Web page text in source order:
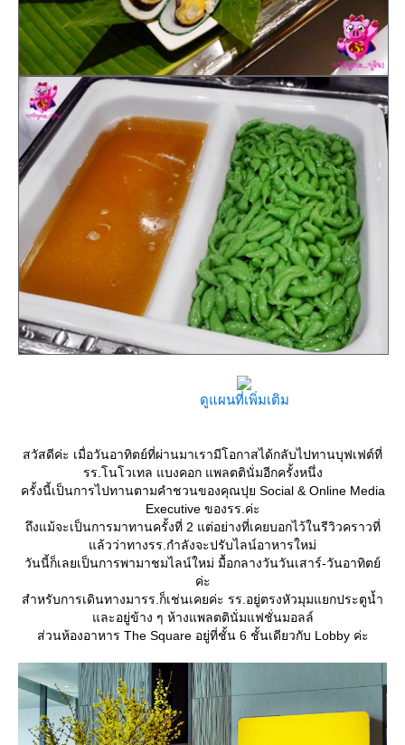
ดูแผนที่เพิ่มเติม
สวัสดีค่ะ เมื่อวันอาทิตย์ที่ผ่านมาเรามีโอกาสได้กลับไปทานบุฟเฟต์ที่
รร.โนโวเทล แบงคอก แพลตตินั่มอีกครั้งหนึ่ง
ครั้งนี้เป็นการไปทานตามคำชวนของคุณปุย Social & Online Media
Executive ของรร.ค่ะ
ถึงแม้จะเป็นการมาทานครั้งที่ 2 แต่อย่างที่เคยบอกไว้ในรีวิวคราวที่
ล้วว่าทางรร.กำลังจะปรับไลน์อาหารใหม่
วันนี้ก็เลยเป็นการพามาชมไลน์ใหม่ มื้อกลางวันวันเสาร์-วันอาทิตย์
ค่ะ
สำหรับการเดินทางมารร.ก็เช่นเคยค่ะ รร.อยู่ตรงหัวมุมแยกประตูน้ำ
ละอยู่ข้าง ๆ ห้างแพลตตินั่มแฟชั่นมอลล์
ส่วนห้องอาหาร The Square อยู่ที่ชั้น 6 ชั้นเดียวกับ Lobby ค่ะ